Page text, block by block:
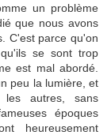
un problème
que nous avons
C'est parce qu'on
se sont trop
est mal abordé.
peu la lumière, et
les autres, sans
époques
heureusement